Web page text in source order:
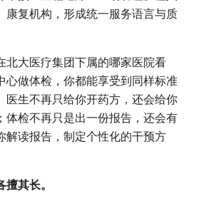
康复机构，形成统一服务语言与质
北大医疗集团下属的哪家医院看
心做体检，你都能享受到同样标准
医生不再只给你开药方，还会给你
体检不再只是出一份报告，还会有
解读报告，制定个性化的干预方
其长。